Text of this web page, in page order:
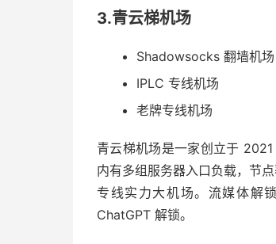
3.青云梯机场
Shadowsocks 翻墙机场
IPLC 专线机场
老牌专线机场
青云梯机场是一家创立于
内有多组服务器入口负载，节
专线实力大机场。流媒体解
ChatGPT 解锁。